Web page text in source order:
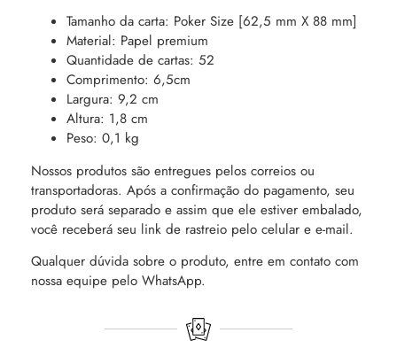
Tamanho da carta: Poker Size [62,5 mm X 88 mm]
Material: Papel premium
Quantidade de cartas: 52
Comprimento: 6,5cm
Largura: 9,2 cm
Altura: 1,8 cm
Peso: 0,1 kg
Nossos produtos são entregues pelos correios ou
transportadoras. Após a confirmação do pagamento, seu
produto será separado e assim que ele estiver embalado,
você receberá seu link de rastreio pelo celular e e-mail.
Qualquer dúvida sobre o produto, entre em contato com
nossa equipe pelo WhatsApp.